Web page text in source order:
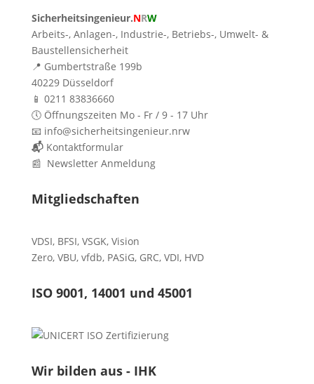
Sicherheitsingenieur.NRW
Arbeits-, Anlagen-, Industrie-, Betriebs-, Umwelt- &
Baustellensicherheit
📍 Gumbertstraße 199b
40229 Düsseldorf
📱 0211 83836660
🕔 Öffnungszeiten Mo - Fr / 9 - 17 Uhr
📧 info@sicherheitsingenieur.nrw
📬 Kontaktformular
📰 Newsletter Anmeldung
Mitgliedschaften
VDSI, BFSI, VSGK, Vision
Zero, VBU, vfdb, PASiG, GRC, VDI, HVD
ISO 9001, 14001 und 45001
Wir bilden aus - IHK